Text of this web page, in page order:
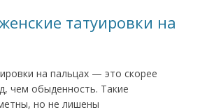
татуировки на
на пальцах — это скорее
чем обыденность. Такие
но не лишены